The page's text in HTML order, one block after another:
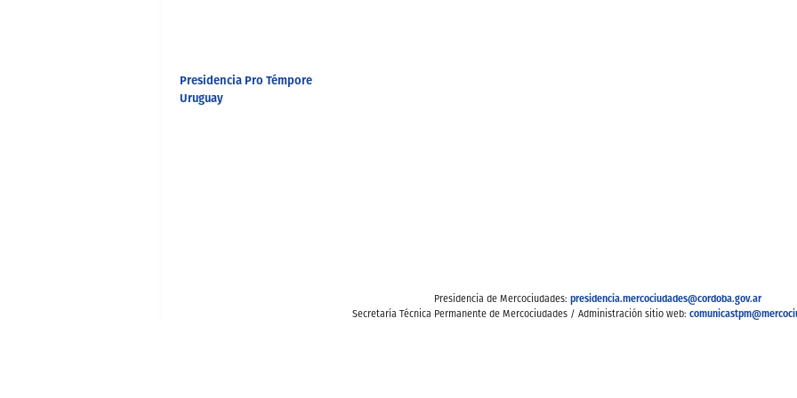
Presidencia Pro Témpore
Uruguay
Presidencia de Mercociudades: presidencia.mercociudades@cordoba.gov.ar
Secretaría Técnica Permanente de Mercociudades / Administración sitio web: